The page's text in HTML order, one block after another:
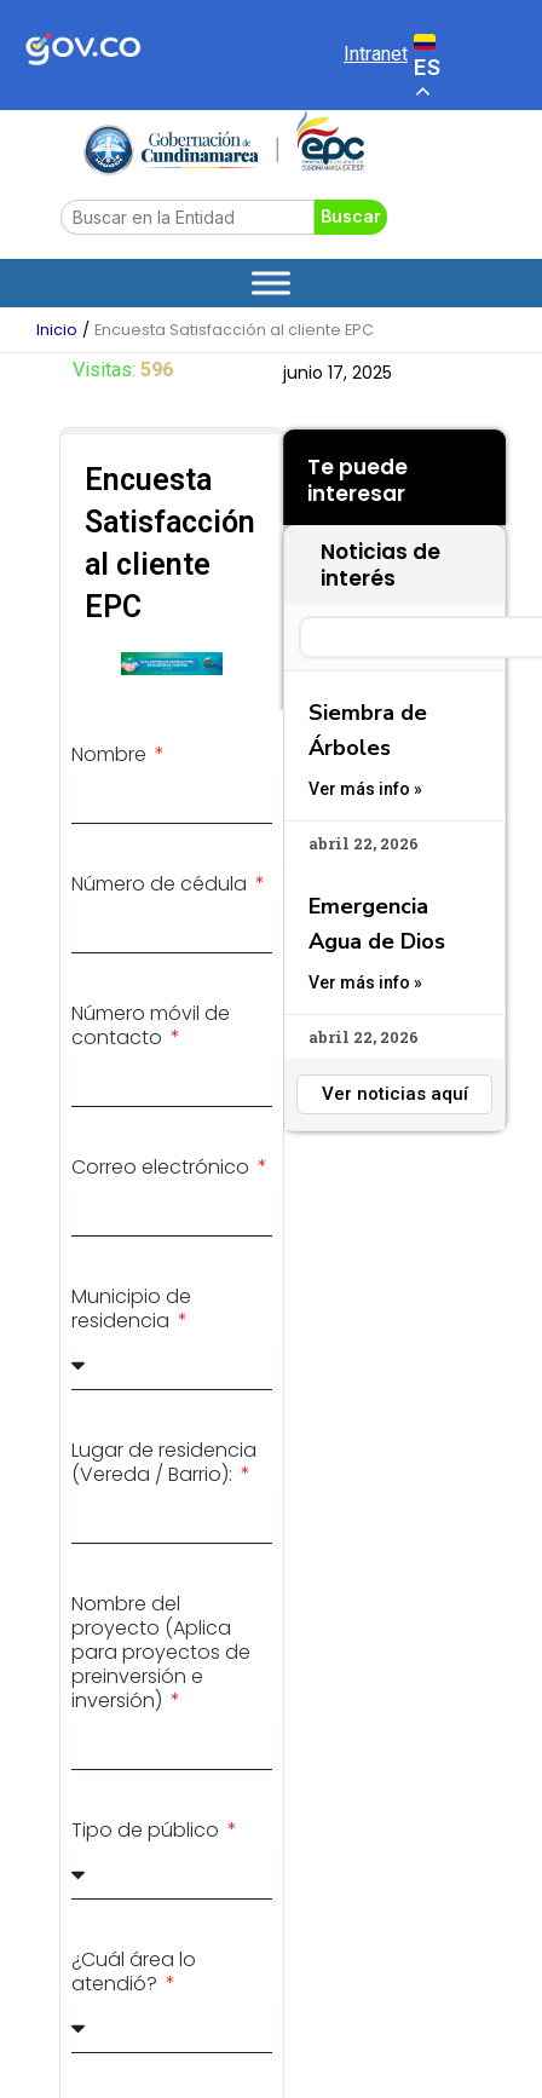
Intranet
ES
Search Buscar
Inicio Encuesta Satisfacción al cliente EPC
junio 17, 2025
Te puede
interesar
Noticias de
interés
Siembra de
Árboles
Ver más info »
abril 22, 2026
Emergencia
Agua de Dios
Ver más info »
abril 22, 2026
Ver noticias aquí
Visitas: 596
Encuesta
Satisfacción
al cliente
EPC
Nombre
Número de cédula
Número móvil de
contacto
Correo electrónico
Municipio de
residencia
Lugar de residencia
(Vereda / Barrio):
Nombre del
proyecto (Aplica
para proyectos de
preinversión e
inversión)
Tipo de público
¿Cuál área lo
atendió?